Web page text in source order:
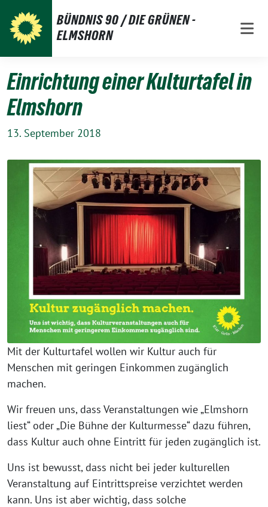
zum
Inhalt
BÜNDNIS 90 / DIE GRÜNEN -
ELMSHORN
Einrichtung einer Kulturtafel in
Elmshorn
13. September 2018
Mit der Kulturtafel wollen wir Kultur auch für
Menschen mit geringen Einkommen zugänglich
machen.
Wir freuen uns, dass Veranstaltungen wie „Elmshorn
liest“ oder „Die Bühne der Kulturmesse“ dazu führen,
dass Kultur auch ohne Eintritt für jeden zugänglich ist.
Uns ist bewusst, dass nicht bei jeder kulturellen
Veranstaltung auf Eintrittspreise verzichtet werden
kann. Uns ist aber wichtig, dass solche